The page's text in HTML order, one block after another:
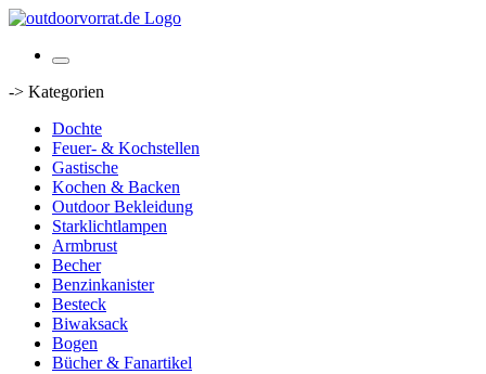
-> Kategorien
Dochte
Feuer- & Kochstellen
Gastische
Kochen & Backen
Outdoor Bekleidung
Starklichtlampen
Armbrust
Becher
Benzinkanister
Besteck
Biwaksack
Bogen
Bücher & Fanartikel